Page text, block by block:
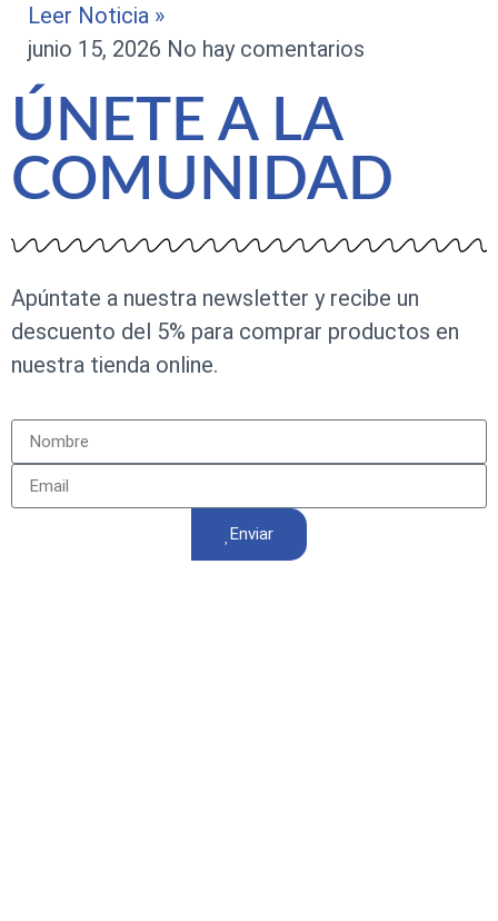
Leer Noticia »
junio 15, 2026 No hay comentarios
ÚNETE A LA
COMUNIDAD
Apúntate a nuestra newsletter y recibe un
descuento del 5% para comprar productos en
nuestra tienda online.
Enviar